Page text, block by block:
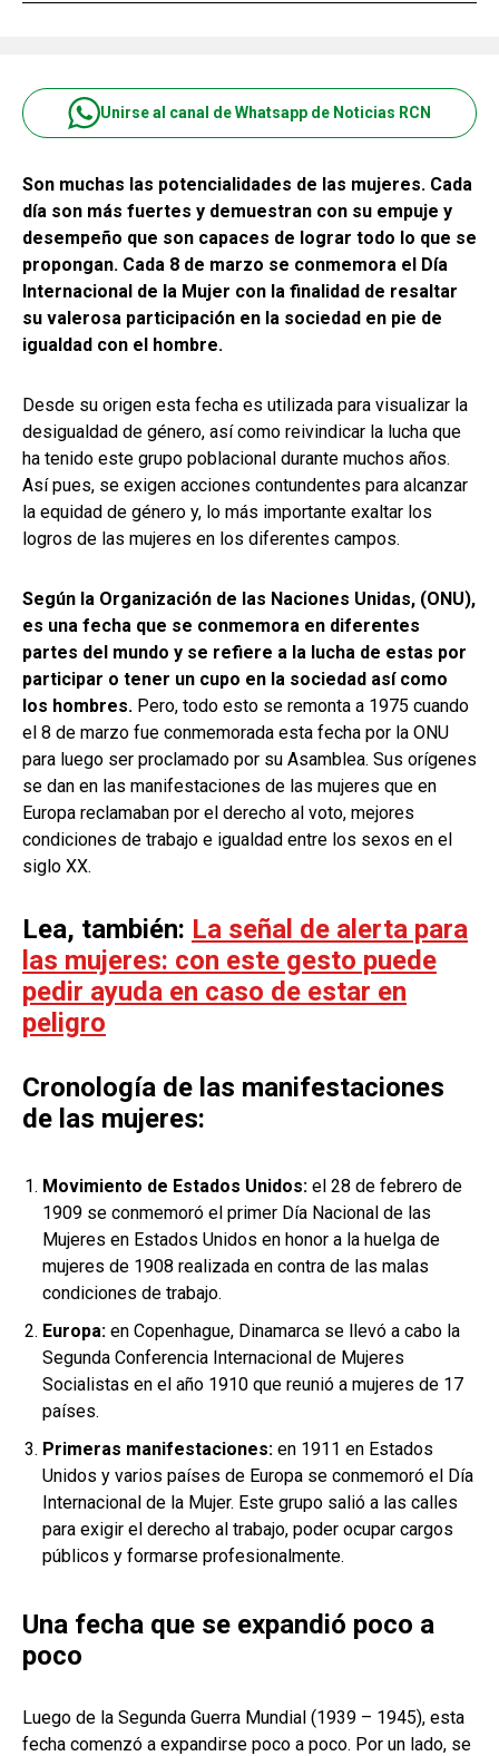
Unirse al canal de Whatsapp de Noticias RCN
Son muchas las potencialidades de las mujeres. Cada
día son más fuertes y demuestran con su empuje y
desempeño que son capaces de lograr todo lo que se
propongan. Cada 8 de marzo se conmemora el Día
Internacional de la Mujer con la finalidad de resaltar
su valerosa participación en la sociedad en pie de
igualdad con el hombre.
Desde su origen esta fecha es utilizada para visualizar la
desigualdad de género, así como reivindicar la lucha que
ha tenido este grupo poblacional durante muchos años.
Así pues, se exigen acciones contundentes para alcanzar
la equidad de género y, lo más importante exaltar los
logros de las mujeres en los diferentes campos.
Según la Organización de las Naciones Unidas, (ONU),
es una fecha que se conmemora en diferentes
partes del mundo y se refiere a la lucha de estas por
participar o tener un cupo en la sociedad así como
los hombres. Pero, todo esto se remonta a 1975 cuando
el 8 de marzo fue conmemorada esta fecha por la ONU
para luego ser proclamado por su Asamblea. Sus orígenes
se dan en las manifestaciones de las mujeres que en
Europa reclamaban por el derecho al voto, mejores
condiciones de trabajo e igualdad entre los sexos en el
siglo XX.
Lea, también: La señal de alerta para
las mujeres: con este gesto puede
pedir ayuda en caso de estar en
peligro
Cronología de las manifestaciones
de las mujeres:
Movimiento de Estados Unidos: el 28 de febrero de
1909 se conmemoró el primer Día Nacional de las
Mujeres en Estados Unidos en honor a la huelga de
mujeres de 1908 realizada en contra de las malas
condiciones de trabajo.
Europa: en Copenhague, Dinamarca se llevó a cabo la
Segunda Conferencia Internacional de Mujeres
Socialistas en el año 1910 que reunió a mujeres de 17
países.
Primeras manifestaciones: en 1911 en Estados
Unidos y varios países de Europa se conmemoró el Día
Internacional de la Mujer. Este grupo salió a las calles
para exigir el derecho al trabajo, poder ocupar cargos
públicos y formarse profesionalmente.
Una fecha que se expandió poco a
poco
Luego de la Segunda Guerra Mundial (1939 – 1945), esta
fecha comenzó a expandirse poco a poco. Por un lado, se